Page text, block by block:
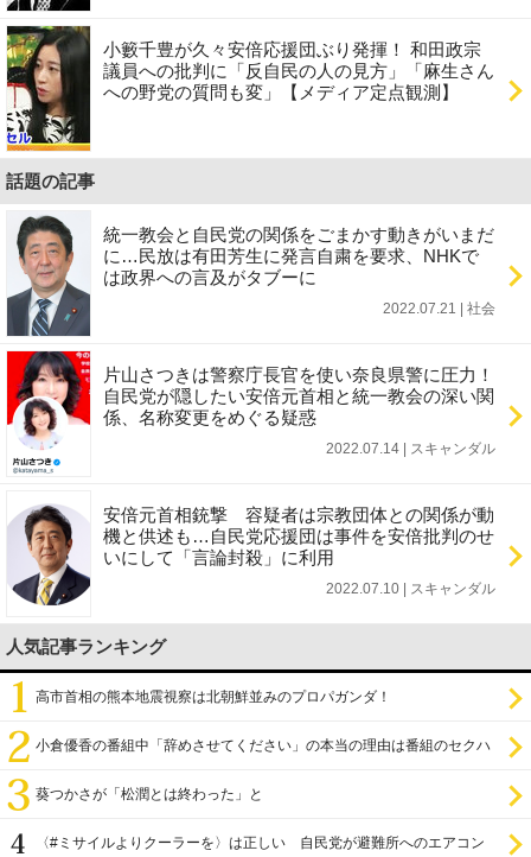
小籔千豊が久々安倍応援団ぶり発揮！ 和田政宗
議員への批判に「反自民の人の見方」「麻生さん
への野党の質問も変」【メディア定点観測】
話題の記事
統一教会と自民党の関係をごまかす動きがいまだ
に…民放は有田芳生に発言自粛を要求、NHKで
は政界への言及がタブーに
2022.07.21 | 社会
片山さつきは警察庁長官を使い奈良県警に圧力！
自民党が隠したい安倍元首相と統一教会の深い関
係、名称変更をめぐる疑惑
2022.07.14 | スキャンダル
安倍元首相銃撃 容疑者は宗教団体との関係が動
機と供述も…自民党応援団は事件を安倍批判のせ
いにして「言論封殺」に利用
2022.07.10 | スキャンダル
人気記事ランキング
高市首相の熊本地震視察は北朝鮮並みのプロパガンダ！
小倉優香の番組中「辞めさせてください」の本当の理由は番組のセクハ
葵つかさが「松潤とは終わった」と
〈#ミサイルよりクーラーを〉は正しい 自民党が避難所へのエアコン